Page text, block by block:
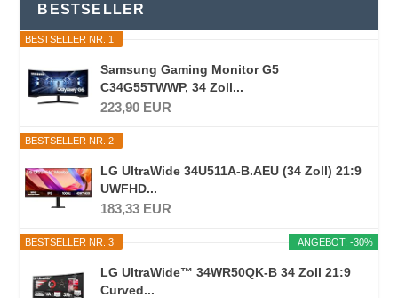
BESTSELLER
BESTSELLER NR. 1
Samsung Gaming Monitor G5
C34G55TWWP, 34 Zoll...
223,90 EUR
BESTSELLER NR. 2
LG UltraWide 34U511A-B.AEU (34 Zoll) 21:9
UWFHD...
183,33 EUR
ANGEBOT: -30%
BESTSELLER NR. 3
LG UltraWide™ 34WR50QK-B 34 Zoll 21:9
Curved...